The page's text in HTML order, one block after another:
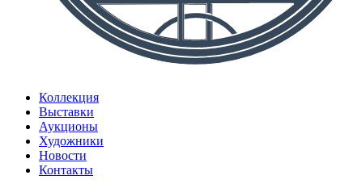
Коллекция
Выставки
Аукционы
Художники
Новости
Контакты